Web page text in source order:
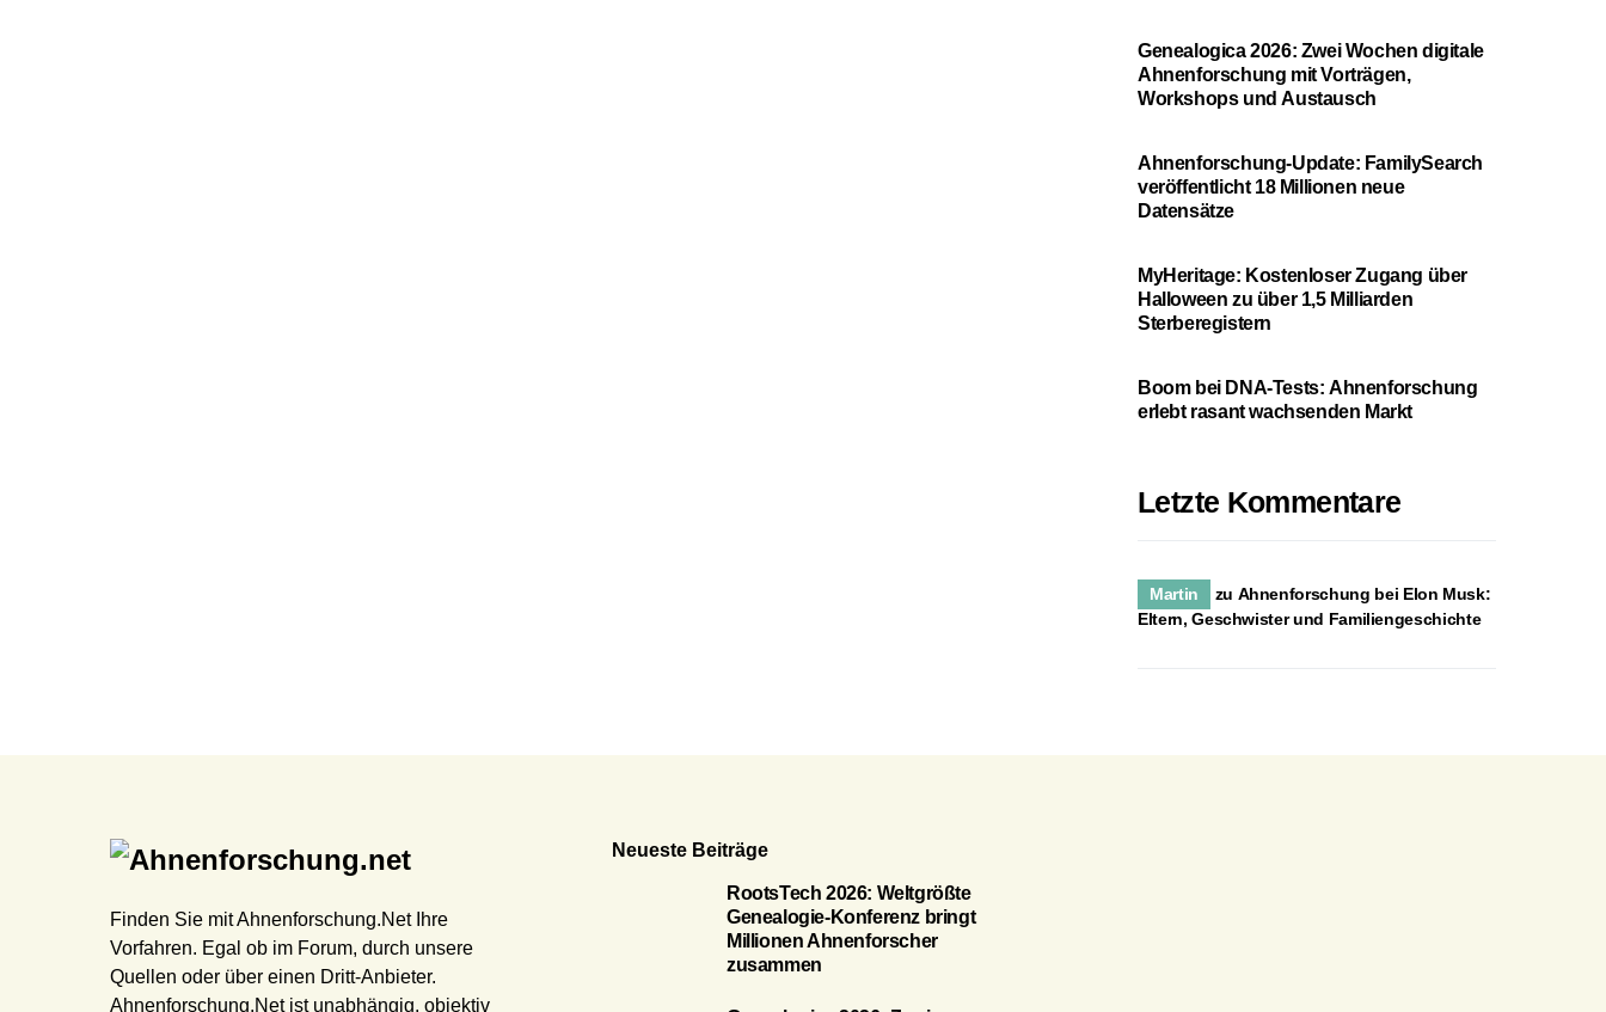
Genealogica 2026: Zwei Wochen digitale
Ahnenforschung mit Vorträgen,
Workshops und Austausch
Ahnenforschung-Update: FamilySearch
veröffentlicht 18 Millionen neue
Datensätze
MyHeritage: Kostenloser Zugang über
Halloween zu über 1,5 Milliarden
Sterberegistern
Boom bei DNA-Tests: Ahnenforschung
erlebt rasant wachsenden Markt
Letzte Kommentare
Martin zu Ahnenforschung bei Elon Musk:
Eltern, Geschwister und Familiengeschichte
Finden Sie mit Ahnenforschung.Net Ihre
Vorfahren. Egal ob im Forum, durch unsere
Quellen oder über einen Dritt-Anbieter.
Ahnenforschung.Net ist unabhängig, objektiv
Neueste Beiträge
RootsTech 2026: Weltgrößte
Genealogie-Konferenz bringt
Millionen Ahnenforscher
zusammen